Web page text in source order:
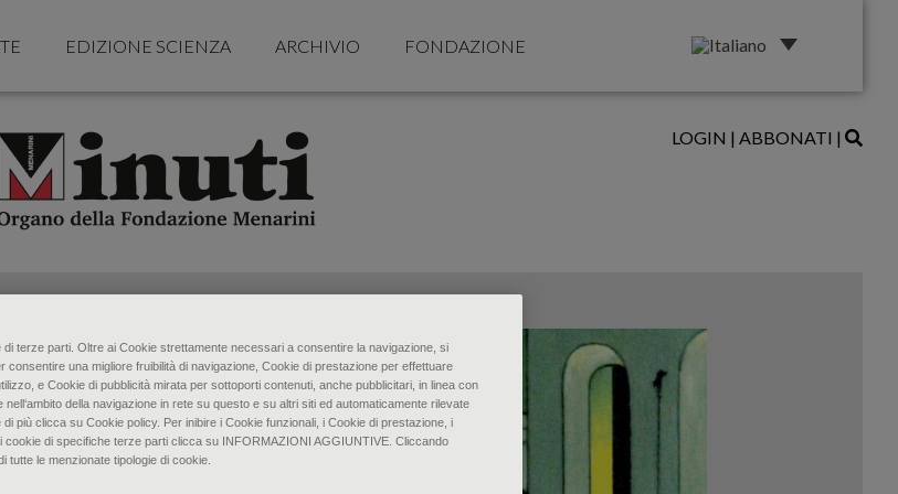
EDIZIONE SCIENZA ARCHIVIO FONDAZIONE
LOGIN | ABBONATI |
di terze parti. Oltre ai Cookie strettamente necessari a consentire la navigazione, si
consentire una migliore fruibilità di navigazione, Cookie di prestazione per effettuare
e Cookie di pubblicità mirata per sottoporti contenuti, anche pubblicitari, in linea con
nell‘ambito della navigazione in rete su questo e su altri siti ed automaticamente rilevate
più clicca su Cookie policy. Per inibire i Cookie funzionali, i Cookie di prestazione, i
cookie di specifiche terze parti clicca su INFORMAZIONI AGGIUNTIVE. Cliccando
tutte le menzionate tipologie di cookie.